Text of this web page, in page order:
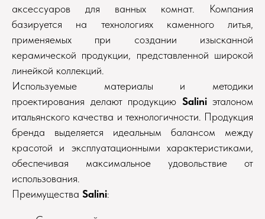
аксессуаров для ванных комнат. Компания
базируется на технологиях каменного литья,
применяемых при создании изысканной
керамической продукции, представленной широкой
линейкой коллекций.
Используемые материалы и методики
проектирования делают продукцию Saliniэталоном
итальянского качества и технологичности. Продукция
бренда выделяется идеальным балансом между
красотой и эксплуатационными характеристиками,
обеспечивая максимальное удовольствие от
использования.
Преимущества Salini: